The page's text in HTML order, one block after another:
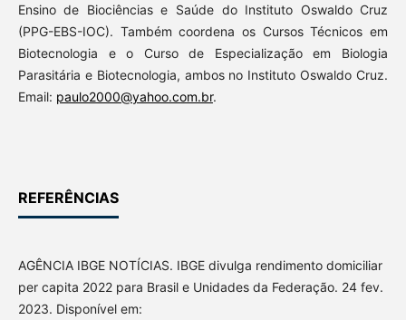
Ensino de Biociências e Saúde do Instituto Oswaldo Cruz
(PPG-EBS-IOC). Também coordena os Cursos Técnicos em
Biotecnologia e o Curso de Especialização em Biologia
Parasitária e Biotecnologia, ambos no Instituto Oswaldo Cruz.
Email: paulo2000@yahoo.com.br.
REFERÊNCIAS
AGÊNCIA IBGE NOTÍCIAS. IBGE divulga rendimento domiciliar
per capita 2022 para Brasil e Unidades da Federação. 24 fev.
2023. Disponível em: